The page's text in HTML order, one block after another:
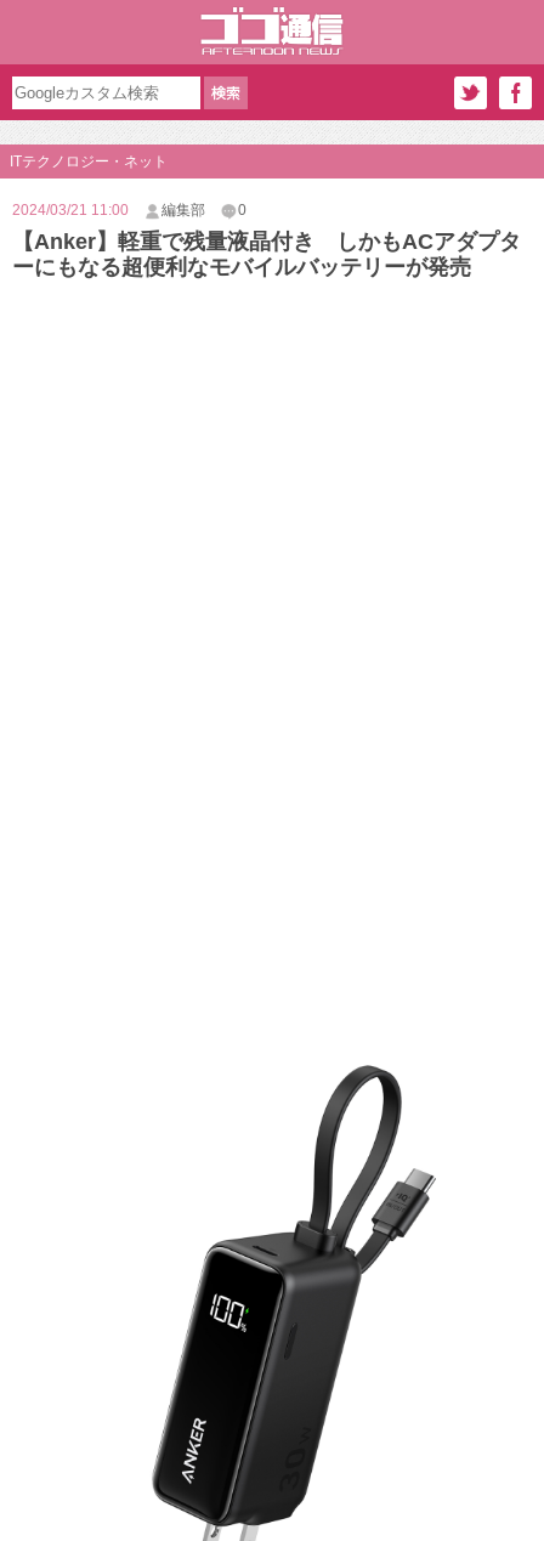
ITテクノロジー・ネット
2024/03/21 11:00 編集部 0
【Anker】軽重で残量液晶付き しかもACアダプタ
ーにもなる超便利なモバイルバッテリーが発売